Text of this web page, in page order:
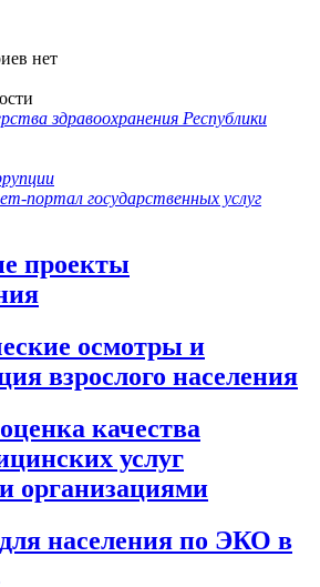
нет
здравоохранения Республики
портал государственных услуг
проекты
осмотры и
взрослого населения
качества
услуг
организациями
населения по ЭКО в